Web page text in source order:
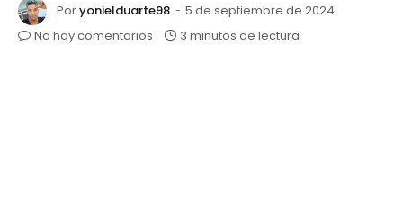
Poryonielduarte98
5 de septiembre de 2024
No hay comentarios
3 minutos de lectura